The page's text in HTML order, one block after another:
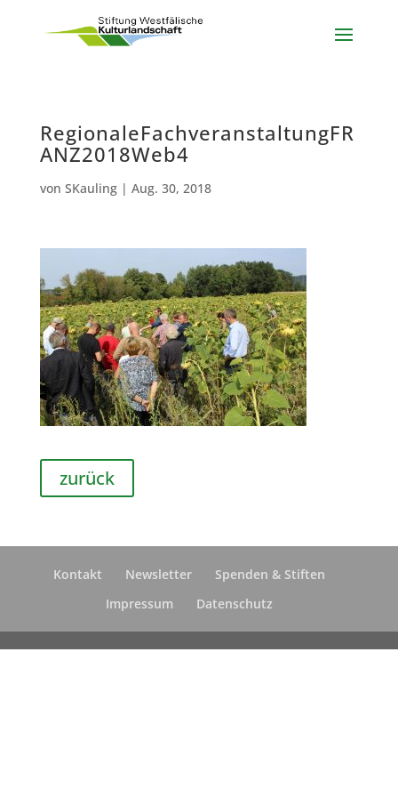
RegionaleFachveranstaltungFR
ANZ2018Web4
von SKauling| Aug. 30, 2018
zurück
Kontakt Newsletter
Spenden & Stiften
Impressum
Datenschutz